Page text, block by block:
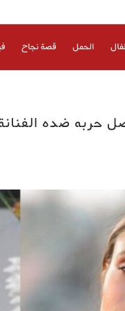
الحمل قصة نجاح
حربه ضده